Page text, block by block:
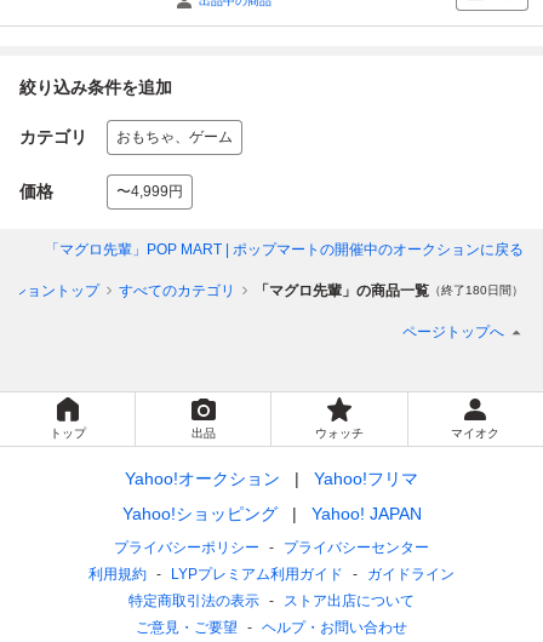
絞り込み条件を追加
カテゴリ おもちゃ、ゲーム
価格 〜4,999円
「マグロ先輩」POP MART | ポップマート の開催中のオークションに戻る
ショントップ すべてのカテゴリ 「マグロ先輩」の商品一覧 （終了180日間）
ページトップへ
トップ 出品 ウォッチ マイオク
Yahoo!オークション
Yahoo!フリマ
Yahoo!ショッピング
Yahoo! JAPAN
プライバシーポリシー
プライバシーセンター
利用規約
LYPプレミアム利用ガイド
ガイドライン
特定商取引法の表示
ストア出店について
ご意見・ご要望
ヘルプ・お問い合わせ